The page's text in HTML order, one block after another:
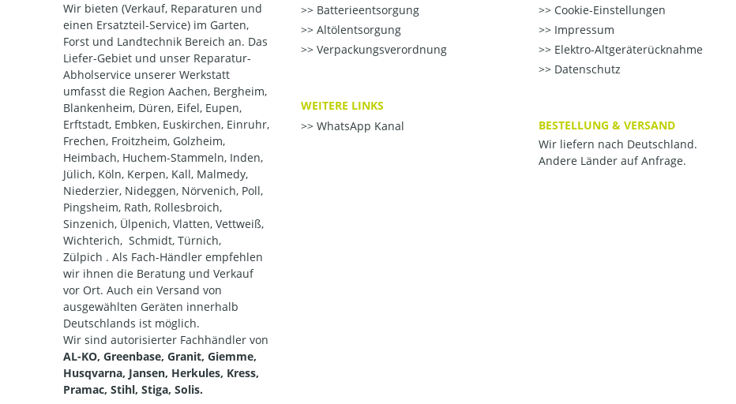
Wir bieten (Verkauf, Reparaturen und
einen Ersatzteil-Service) im Garten,
Forst und Landtechnik Bereich an. Das
Liefer-Gebiet und unser Reparatur-
Abholservice unserer Werkstatt
umfasst die Region Aachen, Bergheim,
Blankenheim, Düren, Eifel, Eupen,
Erftstadt, Embken, Euskirchen, Einruhr,
Frechen, Froitzheim, Golzheim,
Heimbach, Huchem-Stammeln, Inden,
Jülich, Köln, Kerpen, Kall, Malmedy,
Niederzier, Nideggen, Nörvenich, Poll,
Pingsheim, Rath, Rollesbroich,
Sinzenich, Ülpenich, Vlatten, Vettweiß,
Wichterich, Schmidt, Türnich,
Zülpich . Als Fach-Händler empfehlen
wir ihnen die Beratung und Verkauf
vor Ort. Auch ein Versand von
ausgewählten Geräten innerhalb
Deutschlands ist möglich.
Wir sind autorisierter Fachhändler von
AL-KO, Greenbase, Granit, Giemme,
Husqvarna, Jansen, Herkules, Kress,
Pramac, Stihl, Stiga, Solis.
Batterieentsorgung
Altölentsorgung
Verpackungsverordnung
WEITERE LINKS
WhatsApp Kanal
Cookie-Einstellungen
Impressum
Elektro-Altgeräterücknahme
Datenschutz
BESTELLUNG & VERSAND
Wir liefern nach Deutschland.
Andere Länder auf Anfrage.